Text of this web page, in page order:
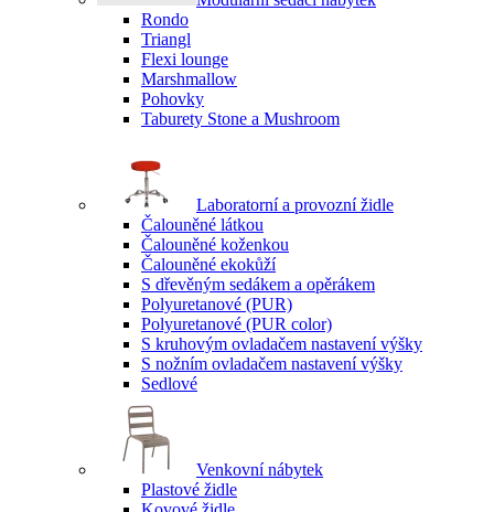
Rondo
Triangl
Flexi lounge
Marshmallow
Pohovky
Taburety Stone a Mushroom
Laboratorní a provozní židle
Čalouněné látkou
Čalouněné koženkou
Čalouněné ekokůží
S dřevěným sedákem a opěrákem
Polyuretanové (PUR)
Polyuretanové (PUR color)
S kruhovým ovladačem nastavení výšky
S nožním ovladačem nastavení výšky
Sedlové
Venkovní nábytek
Plastové židle